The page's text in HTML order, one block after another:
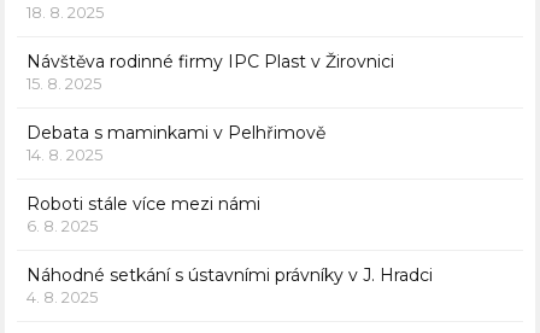
18. 8. 2025
Návštěva rodinné firmy IPC Plast v Žirovnici
15. 8. 2025
Debata s maminkami v Pelhřimově
14. 8. 2025
Roboti stále více mezi námi
6. 8. 2025
Náhodné setkání s ústavními právníky v J. Hradci
4. 8. 2025